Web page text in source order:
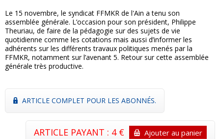
Le 15 novembre, le syndicat FFMKR de l'Ain a tenu son
assemblée générale. L’occasion pour son président, Philippe
Theuriau, de faire de la pédagogie sur des sujets de vie
quotidienne comme les cotations mais aussi d’informer les
adhérents sur les différents travaux politiques menés par la
FFMKR, notamment sur l’avenant 5. Retour sur cette assemblée
générale très productive.
ARTICLE COMPLET POUR LES ABONNÉS.
ARTICLE PAYANT : 4 € Ajouter au panier